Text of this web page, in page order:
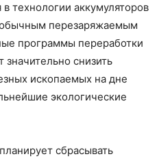
технологии аккумуляторов
перезаряжаемым
программы переработки
значительно снизить
ископаемых на дне
экологические
сбрасывать